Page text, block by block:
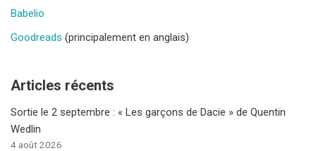
Babelio
Goodreads (principalement en anglais)
Articles récents
Sortie le 2 septembre : « Les garçons de Dacie » de Quentin
Wedlin
4 août 2026